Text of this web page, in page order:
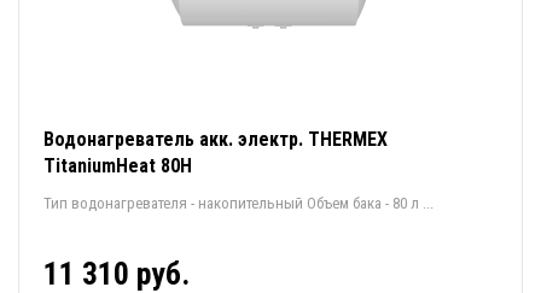
Водонагреватель акк. электр. THERMEX
TitaniumHeat 80Н
Тип водонагревателя - накопительный Объем бака - 80 л ...
11 310 руб.